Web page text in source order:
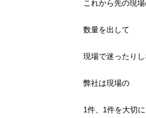
これから先の現
数量を出して
現場で迷ったりし
弊社は現場の
1件、1件を大切